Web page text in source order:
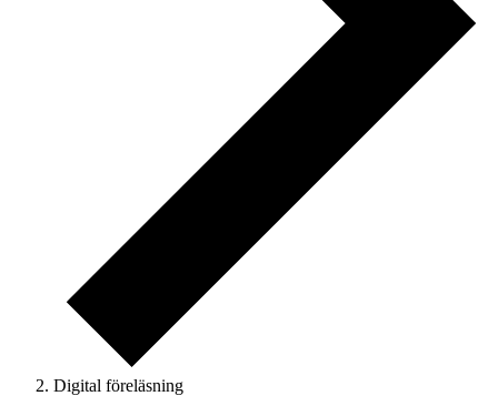
Digital föreläsning